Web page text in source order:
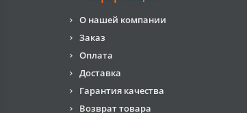
О нашей компании
Заказ
Оплата
Доставка
Гарантия качества
Возврат товара